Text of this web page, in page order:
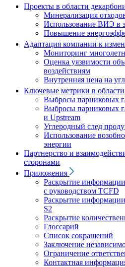
Проекты в области
Минерализация
Использование ВИЭ в
Повышение
Адаптация компании к
Мониторинг
Оценка уязвимости
воздействиям
Внутренняя цена на
Ключевые метрики в
Выбросы парниковых
Выбросы парниковых
и Upstream
Углеродный след
Использование
энергии
Партнерство и
сторонами
Приложения
Раскрытие информации
с руководством TCFD
Раскрытие
S2
Раскрытие
Глоссарий
Список сокращений
Заключение
Ограничение
Контактная